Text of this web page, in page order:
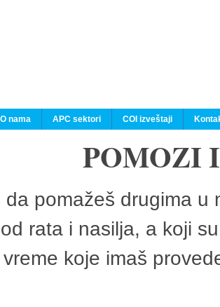
O nama APC sektori COI izveštaji
POMOZI
da pomažeš drugima
rata i nasilja, a koji
koje imaš